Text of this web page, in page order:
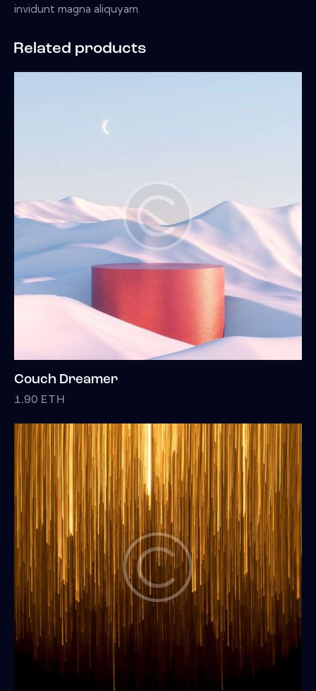
invidunt magna aliquyam.
Related products
Couch Dreamer
1.90 ETH